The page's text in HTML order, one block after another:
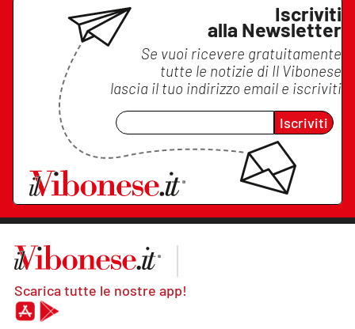
Iscriviti
alla Newsletter
Se vuoi ricevere gratuitamente
tutte le notizie di Il Vibonese
lascia il tuo indirizzo email e iscriviti
Iscriviti
Scarica tutte le nostre app!